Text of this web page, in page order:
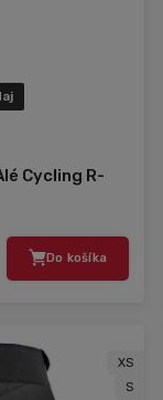
Cycling R-
Do košíka
XS
S